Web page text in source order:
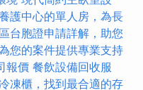
護中心的單人房，為長
台胞證申請詳解，助您
您的案件提供專業支持
報價 餐飲設備回收服
凍櫃，找到最合適的存